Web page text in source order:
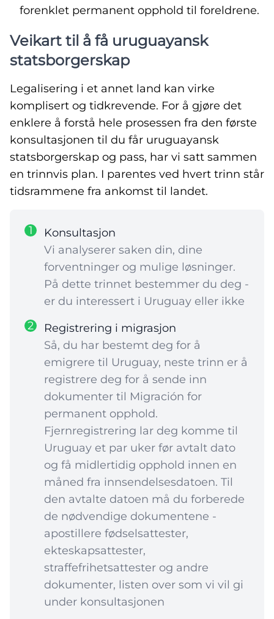
forenklet permanent opphold til foreldrene.
Veikart til å få uruguayansk
statsborgerskap
Legalisering i et annet land kan virke
komplisert og tidkrevende. For å gjøre det
enklere å forstå hele prosessen fra den første
konsultasjonen til du får uruguayansk
statsborgerskap og pass, har vi satt sammen
en trinnvis plan. I parentes ved hvert trinn står
tidsrammene fra ankomst til landet.
1
Konsultasjon
Vi analyserer saken din, dine
forventninger og mulige løsninger.
På dette trinnet bestemmer du deg -
er du interessert i Uruguay eller ikke
2
Registrering i migrasjon
Så, du har bestemt deg for å
emigrere til Uruguay, neste trinn er å
registrere deg for å sende inn
dokumenter til Migración for
permanent opphold.
Fjernregistrering lar deg komme til
Uruguay et par uker før avtalt dato
og få midlertidig opphold innen en
måned fra innsendelsesdatoen. Til
den avtalte datoen må du forberede
de nødvendige dokumentene -
apostillere fødselsattester,
ekteskapsattester,
straffefrihetsattester og andre
dokumenter, listen over som vi vil gi
under konsultasjonen